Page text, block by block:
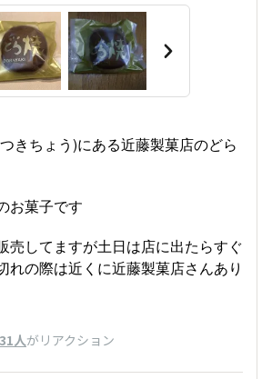
きちょう)にある近藤製菓店のどら
お菓子です
売してますが土日は店に出たらすぐ
れの際は近くに近藤製菓店さんあり
人がリアクション